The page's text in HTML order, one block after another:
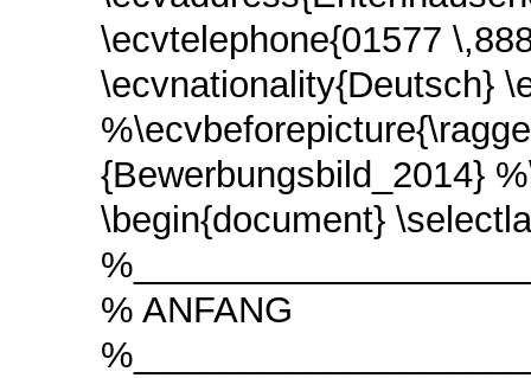
\ecvtelephone{01577
\ecvnationality{Deutsch}
{Bewerbungsbild_2014}
\begin{document}
% ANFANG